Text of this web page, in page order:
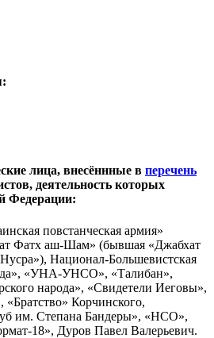
лица, внесённные в перечень
деятельность которых
Федерации:
повстанческая армия»
Фатх аш-Шам» (бывшая «Джабхат
Национал-Большевистская
«УНА-УНСО», «Талибан»,
народа», «Свидетели Иеговы»,
Корчинского,
им. Степана Бандеры», «НСО»,
18», Дуров Павел Валерьевич.